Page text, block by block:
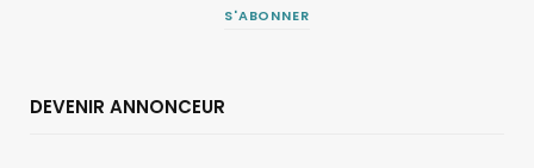
S'ABONNER
DEVENIR ANNONCEUR